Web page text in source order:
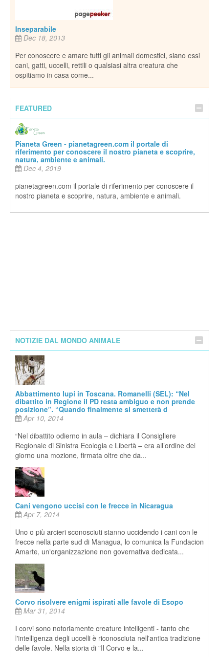
Inseparabile
Dec 18, 2013
Per conoscere e amare tutti gli animali domestici, siano essi
cani, gatti, uccelli, rettili o qualsiasi altra creatura che
ospitiamo in casa come...
FEATURED
Pianeta Green - pianetagreen.com il portale di
riferimento per conoscere il nostro pianeta e scoprire,
natura, ambiente e animali.
Dec 4, 2019
pianetagreen.com il portale di riferimento per conoscere il
nostro pianeta e scoprire, natura, ambiente e animali.
NOTIZIE DAL MONDO ANIMALE
Abbattimento lupi in Toscana. Romanelli (SEL): “Nel
dibattito in Regione il PD resta ambiguo e non prende
posizione”. “Quando finalmente si smetterà d
Apr 10, 2014
“Nel dibattito odierno in aula – dichiara il Consigliere
Regionale di Sinistra Ecologia e Libertà – era all’ordine del
giorno una mozione, firmata oltre che da...
Cani vengono uccisi con le frecce in Nicaragua
Apr 7, 2014
Uno o più arcieri sconosciuti stanno uccidendo i cani con le
frecce nella parte sud di Managua, lo comunica la Fundacion
Amarte, un'organizzazione non governativa dedicata...
Corvo risolvere enigmi ispirati alle favole di Esopo
Mar 31, 2014
I corvi sono notoriamente creature intelligenti - tanto che
l'intelligenza degli uccelli è riconosciuta nell'antica tradizione
delle favole. Nella storia di "Il Corvo e la...